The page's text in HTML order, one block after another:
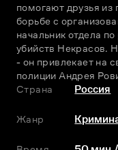
помогают друзья из
борьбе с
начальник отдела
убийств Некрасов.
- он привлекает на
полиции Андрея
Страна
Россия
Жанр